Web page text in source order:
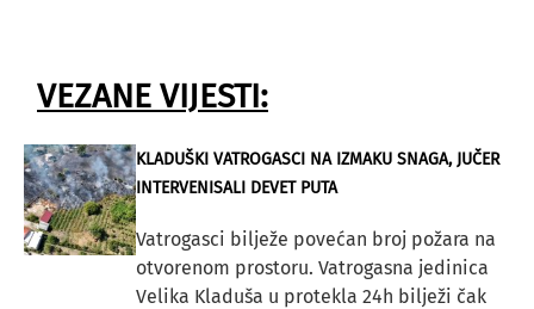
VEZANE VIJESTI:
KLADUŠKI VATROGASCI NA IZMAKU SNAGA, JUČER
INTERVENISALI DEVET PUTA
Vatrogasci bilježe povećan broj požara na
otvorenom prostoru. Vatrogasna jedinica
Velika Kladuša u protekla 24h bilježi čak